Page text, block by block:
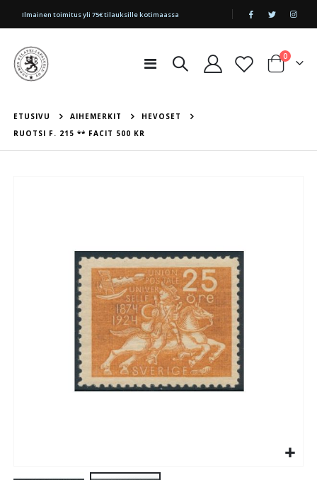
|
Ilmainen toimitus yli 75€ tilauksille kotimaassa
Toggle
Cart
0tuotetta
ETUSIVU AIHEMERKIT
HEVOSET
RUOTSI F. 215 ** FACIT 500 KR